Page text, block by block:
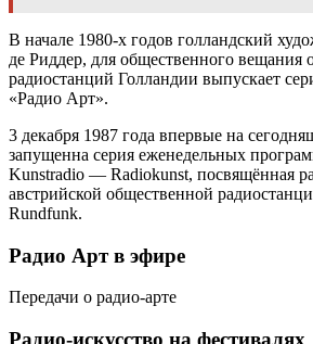
В начале 1980-х годов голландский
де Риддер, для общественного вещания
радиостанций Голландии выпускает
«Радио Арт».
3 декабря 1987 года впервые на
запущенна серия еженедельных
Kunstradio — Radiokunst, посвящённая
австрийской общественной
Rundfunk.
Радио Арт в эфире
Передачи о радио-арте
Радио-искусство на фестивалях